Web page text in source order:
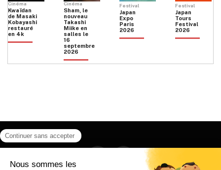
Cinéma
Kwaïdan
de Masaki
Kobayashi
restauré
en 4k
Cinéma
Sham, le
nouveau
Takashi
Miike en
salles le
16
septembre
2026
Festival
Japan
Expo
Paris
2026
Festival
Japan
Tours
Festival
2026
Instagram